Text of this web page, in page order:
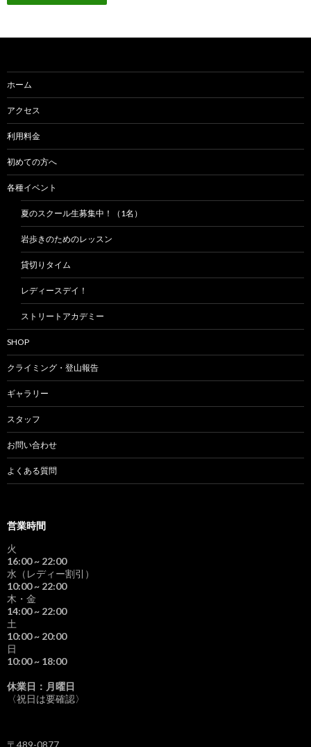
ホーム
アクセス
利用料金
初めての方へ
各種イベント
夏のスクール生募集中！（1名）
岩歩きのためのレッスン
貸切りタイム
レディースデイ！
ストリートアカデミー
SHOP
クライミング・登山報告
ギャラリー
スタッフ
お問い合わせ
よくある質問
営業時間
火
16:00~ 22:00
水（レディー割引）
10:00~ 22:00
木・金
14:00~ 22:00
土
10:00~ 20:00
日
10:00~ 18:00
休業日：月曜日
〈祝日は要確認〉